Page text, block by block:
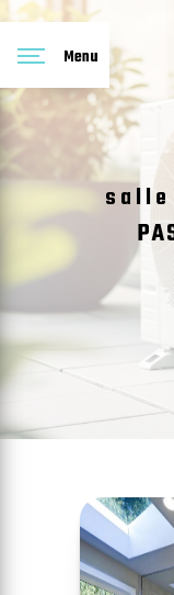
Menu
Panneau de gestion